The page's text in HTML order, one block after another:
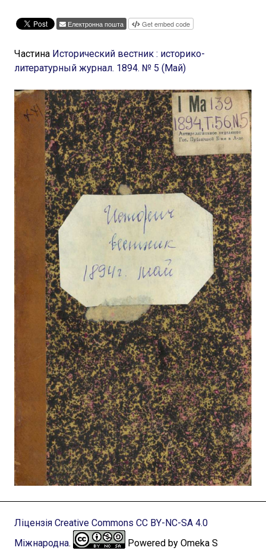
Електронна пошта Get embed code
Частина Исторический вестник : историко-
литературный журнал. 1894. № 5 (Май)
Ліцензія Creative Commons CC BY-NC-SA 4.0
Міжнародна. Powered by Omeka S